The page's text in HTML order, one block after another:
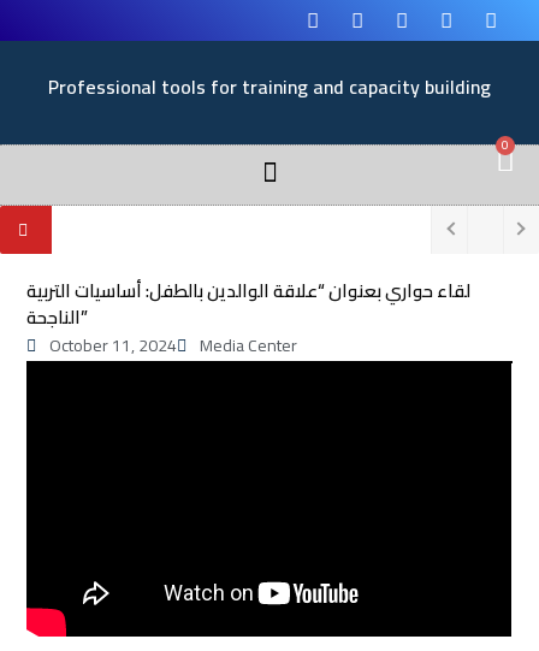
Professional tools for training and capacity building
0
لقاء حواري بعنوان “علاقة الوالدين بالطفل: أساسيات التربية
الناجحة”
October 11, 2024 Media Center